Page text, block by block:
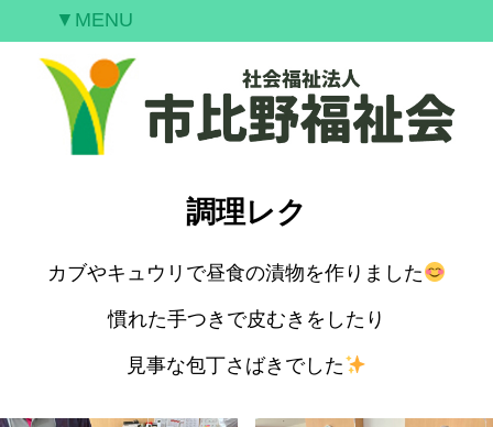
▼MENU
私たちの願い
事業案内
空室情報
採用情報
お問合せ
調理レク
カブやキュウリで昼食の漬物を作りました
慣れた手つきで皮むきをしたり
見事な包丁さばきでした